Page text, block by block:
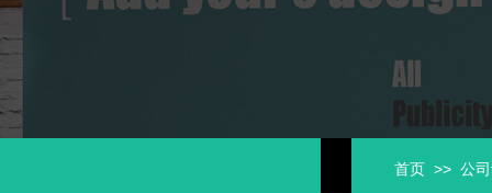
首页 >> 公